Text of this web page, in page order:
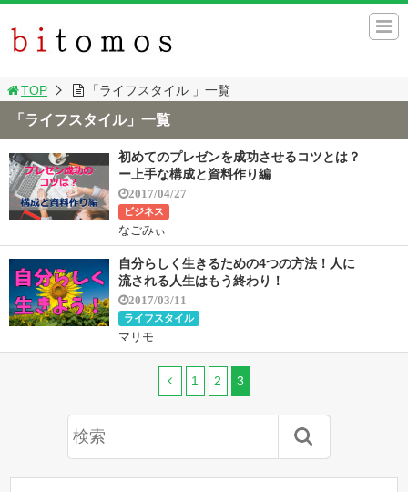
TOP 「ライフスタイル 」一覧
「ライフスタイル」一覧
初めてのプレゼンを成功させるコツとは？
ー上手な構成と資料作り編
2017/04/27
ビジネス
なごみぃ
自分らしく生きるための4つの方法！人に
流される人生はもう終わり！
2017/03/11
ライフスタイル
マリモ
1 2 3